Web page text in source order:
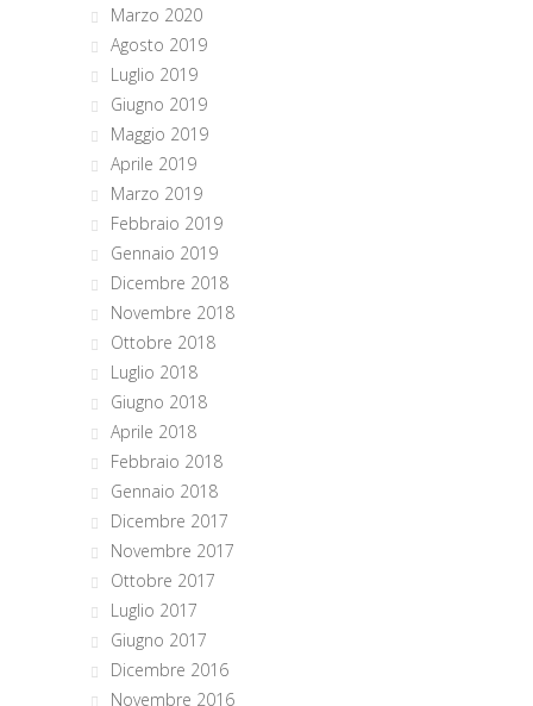
Marzo 2020
Agosto 2019
Luglio 2019
Giugno 2019
Maggio 2019
Aprile 2019
Marzo 2019
Febbraio 2019
Gennaio 2019
Dicembre 2018
Novembre 2018
Ottobre 2018
Luglio 2018
Giugno 2018
Aprile 2018
Febbraio 2018
Gennaio 2018
Dicembre 2017
Novembre 2017
Ottobre 2017
Luglio 2017
Giugno 2017
Dicembre 2016
Novembre 2016